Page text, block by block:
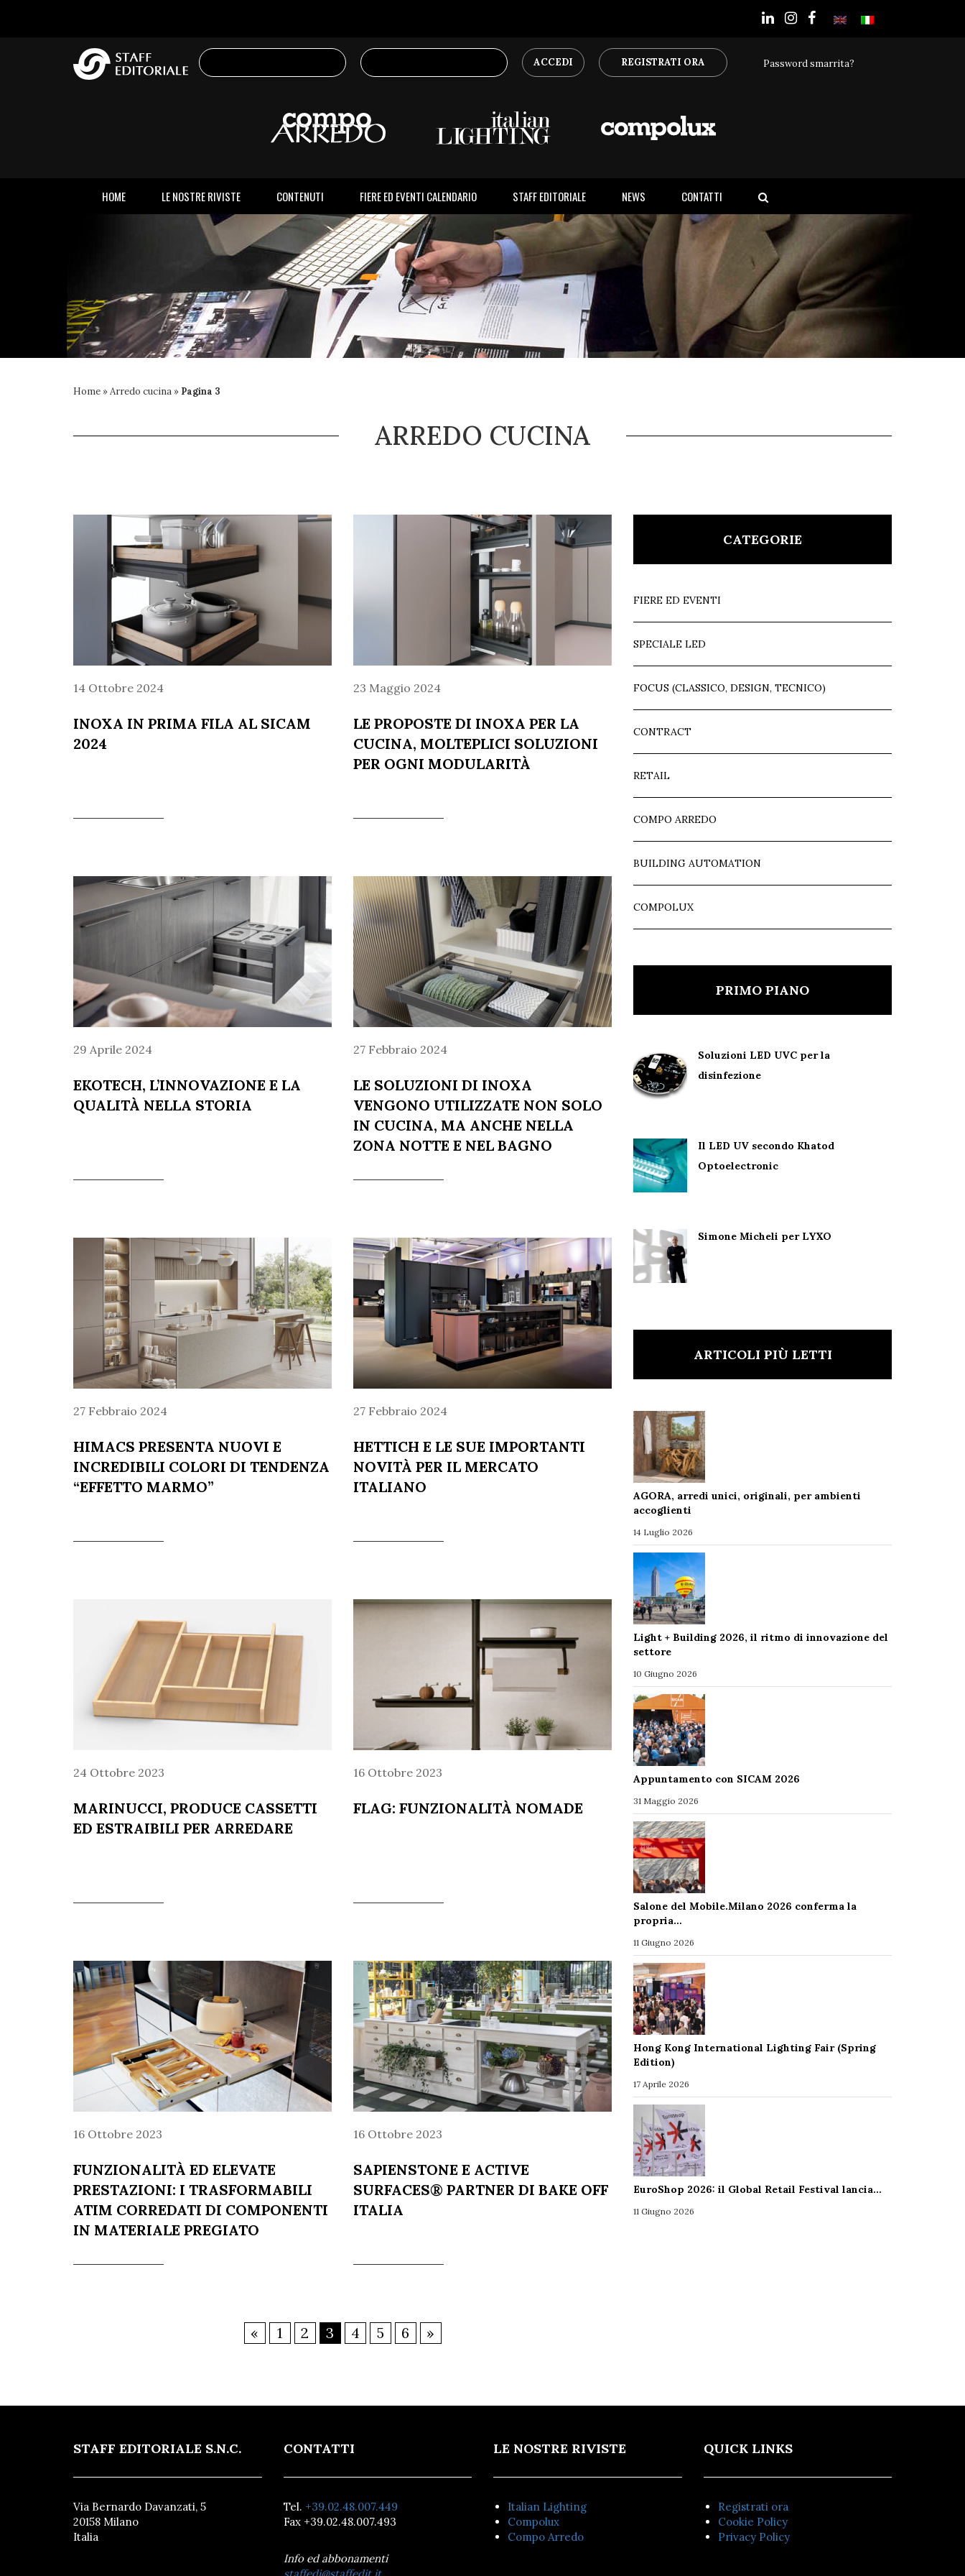
ACCEDI REGISTRATI ORA Password smarrita?
HOME LE NOSTRE RIVISTE CONTENUTI FIERE ED EVENTI CALENDARIO STAFF EDITORIALE NEWS CONTATTI
Home »Arredo cucina » Pagina 3
ARREDO CUCINA
14 Ottobre 2024
INOXA IN PRIMA FILA AL SICAM
2024
23 Maggio 2024
LE PROPOSTE DI INOXA PER LA
CUCINA, MOLTEPLICI SOLUZIONI
PER OGNI MODULARITÀ
29 Aprile 2024
EKOTECH, L’INNOVAZIONE E LA
QUALITÀ NELLA STORIA
27 Febbraio 2024
LE SOLUZIONI DI INOXA
VENGONO UTILIZZATE NON SOLO
IN CUCINA, MA ANCHE NELLA
ZONA NOTTE E NEL BAGNO
27 Febbraio 2024
HIMACS PRESENTA NUOVI E
INCREDIBILI COLORI DI TENDENZA
“EFFETTO MARMO”
27 Febbraio 2024
HETTICH E LE SUE IMPORTANTI
NOVITÀ PER IL MERCATO
ITALIANO
24 Ottobre 2023
MARINUCCI, PRODUCE CASSETTI
ED ESTRAIBILI PER ARREDARE
16 Ottobre 2023
FLAG: FUNZIONALITÀ NOMADE
16 Ottobre 2023
FUNZIONALITÀ ED ELEVATE
PRESTAZIONI: I TRASFORMABILI
ATIM CORREDATI DI COMPONENTI
IN MATERIALE PREGIATO
16 Ottobre 2023
SAPIENSTONE E ACTIVE
SURFACES® PARTNER DI BAKE OFF
ITALIA
« 1 2 3 4 5 6 »
CATEGORIE
FIERE ED EVENTI
SPECIALE LED
FOCUS (CLASSICO, DESIGN, TECNICO)
CONTRACT
RETAIL
COMPO ARREDO
BUILDING AUTOMATION
COMPOLUX
PRIMO PIANO
Soluzioni LED UVC per la
disinfezione
Il LED UV secondo Khatod
Optoelectronic
Simone Micheli per LYXO
ARTICOLI PIÙ LETTI
AGORA, arredi unici, originali, per ambienti
accoglienti
14 Luglio 2026
Light + Building 2026, il ritmo di innovazione del
settore
10 Giugno 2026
Appuntamento con SICAM 2026
31 Maggio 2026
Salone del Mobile.Milano 2026 conferma la
propria…
11 Giugno 2026
Hong Kong International Lighting Fair (Spring
Edition)
17 Aprile 2026
EuroShop 2026: il Global Retail Festival lancia…
11 Giugno 2026
STAFF EDITORIALE S.N.C.
Via Bernardo Davanzati, 5
20158 Milano
Italia
CONTATTI
Tel. +39.02.48.007.449
Fax +39.02.48.007.493
Info ed abbonamenti
LE NOSTRE RIVISTE
Italian Lighting
Compolux
Compo Arredo
QUICK LINKS
Registrati ora
Cookie Policy
Privacy Policy